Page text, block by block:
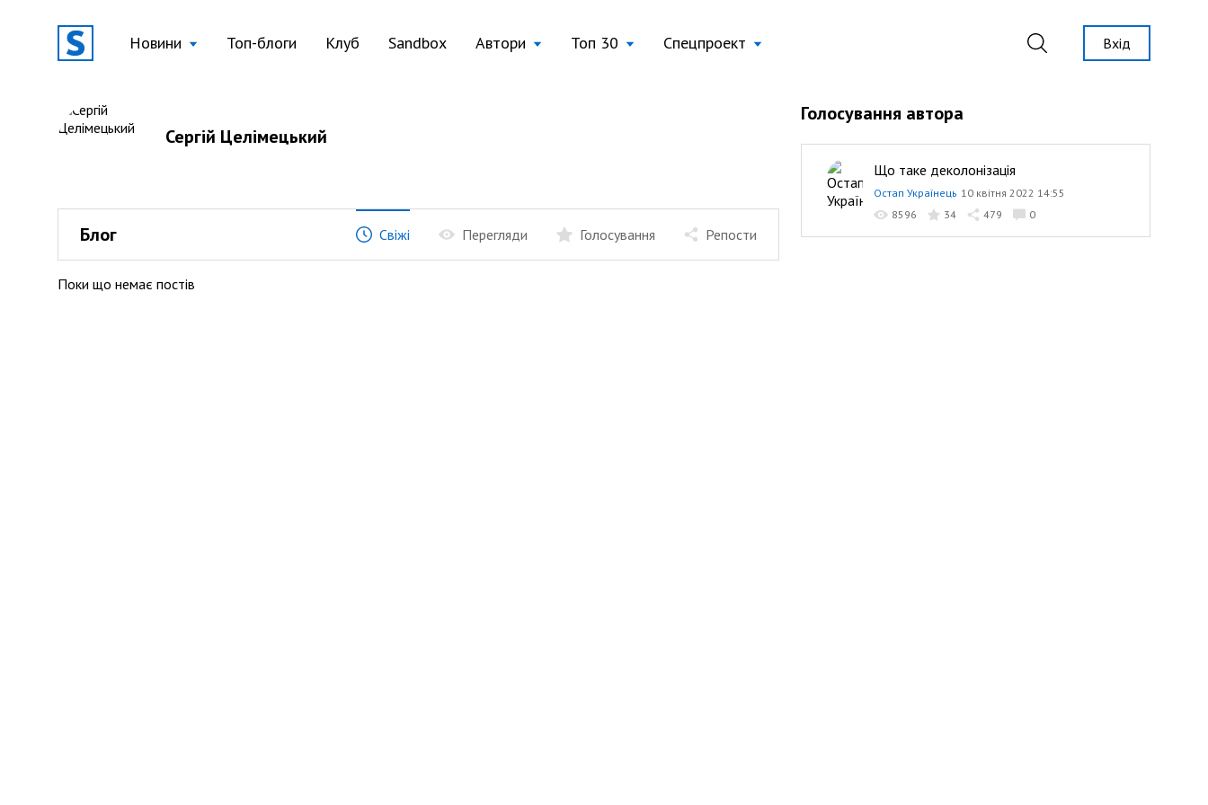
Новини Топ-блоги Клуб Sandbox Автори Топ 30 Спецпроект Вхід
Сергій Целімецький
Блог Свіжі Перегляди Голосування Репости
Поки що немає постів
Голосування автора
Що таке деколонізація
Остап Українець 10 квітня 2022 14:55
8596
34 479 0